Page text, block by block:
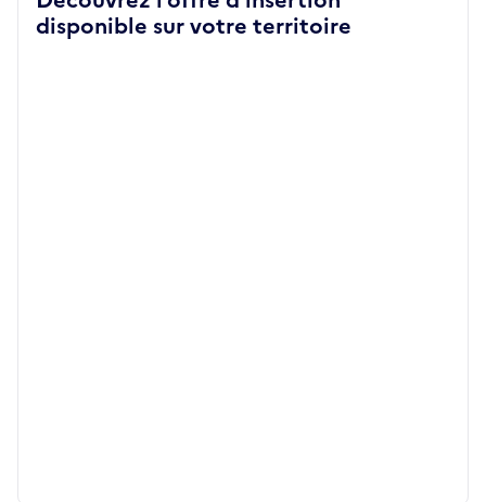
disponible sur votre territoire